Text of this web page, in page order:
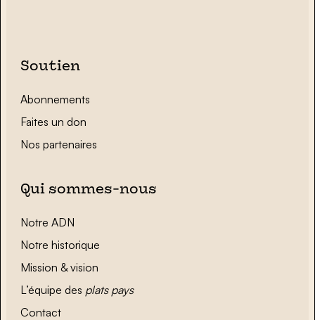
Soutien
Abonnements
Faites un don
Nos partenaires
Qui sommes-nous
Notre ADN
Notre historique
Mission & vision
L’équipe des plats pays
Contact